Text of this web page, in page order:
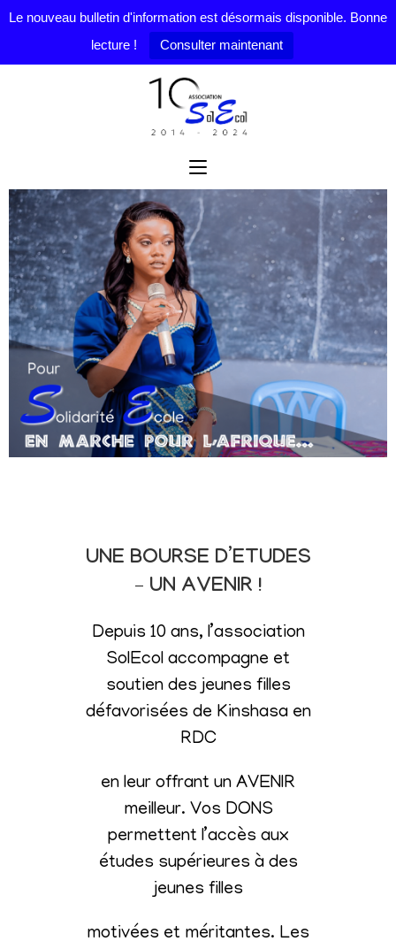
Le nouveau bulletin d'information est désormais disponible. Bonne
lecture !
Consulter maintenant
UNE BOURSE D’ETUDES
– UN AVENIR !
Depuis 10 ans, l’association
SolEcol accompagne et
soutien des jeunes filles
défavorisées de Kinshasa en
RDC
en leur offrant un AVENIR
meilleur. Vos DONS
permettent l’accès aux
études supérieures à des
jeunes filles
motivées et méritantes. Les